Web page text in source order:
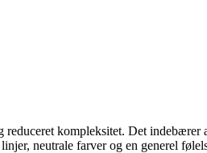
kompleksitet. Det
neutrale farver og en generel